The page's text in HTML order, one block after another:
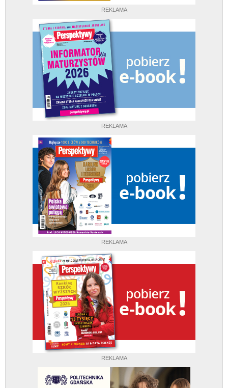
REKLAMA
REKLAMA
REKLAMA
REKLAMA